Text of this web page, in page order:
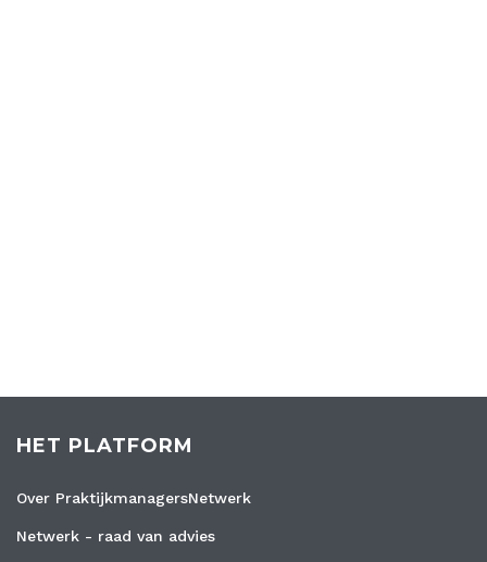
HET PLATFORM
Over PraktijkmanagersNetwerk
Netwerk - raad van advies